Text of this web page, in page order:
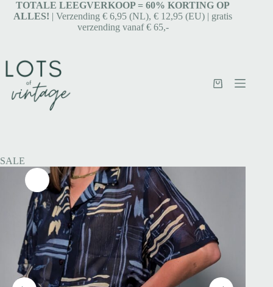
TOTALE LEEGVERKOOP = 60% KORTING OP
ALLES! | Verzending € 6,95 (NL), € 12,95 (EU) | gratis
verzending vanaf € 65,-
SALE